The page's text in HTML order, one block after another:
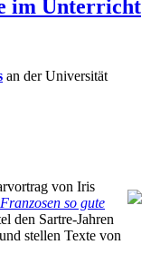
im Unterricht
an der Universität
von Iris
so gute
den Sartre-Jahren
stellen Texte von